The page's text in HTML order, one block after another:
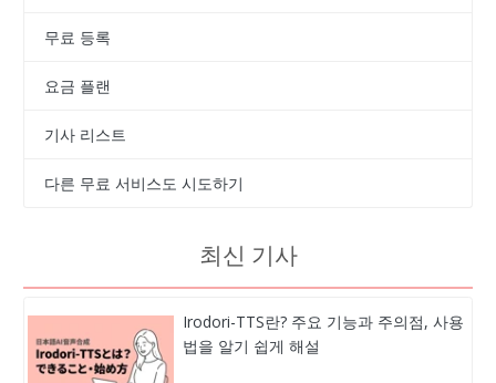
무료 등록
요금 플랜
기사 리스트
다른 무료 서비스도 시도하기
최신 기사
Irodori-TTS란? 주요 기능과 주의점, 사용
법을 알기 쉽게 해설